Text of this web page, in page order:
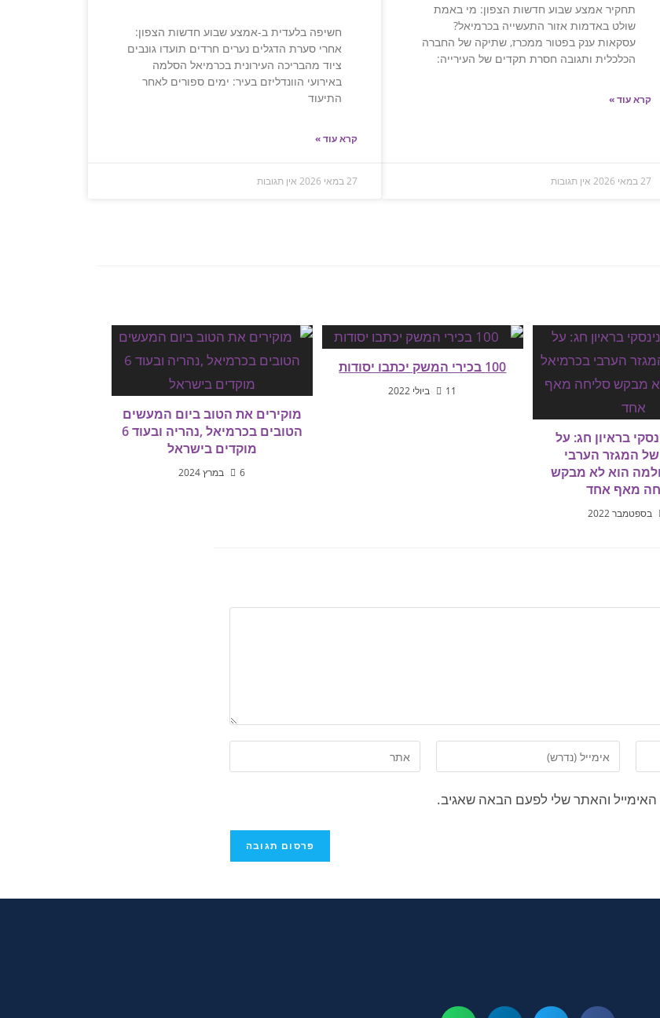
תחקיר אמצע שבוע חדשות הצפון: מי באמת
שולט באדמות אזור התעשייה בכרמיאל?
עסקאות ענק בפטור ממכרז, שתיקה של החברה
הכלכלית ותגובה חסרת תקדים של העירייה:
קרא עוד »
27 במאי 2026 אין תגובות
חשיפה בלעדית ב-אמצע שבוע חדשות הצפון:
אחרי סערת הדגלים נערים חרדים תועדו גונבים
ציוד מהבריכה העירונית בכרמיאל הסלמה
באירועי הוונדליזם בעיר: ימים ספורים לאחר
התיעוד
קרא עוד »
27 במאי 2026 אין תגובות
מוקירים את הטוב ביום המעשים
הטובים בכרמיאל ,נהריה ובעוד 6
מוקדים בישראל
6 במרץ 2024
100 בכירי המשק יכתבו יסודות
11 ביולי 2022
בראיון חג: על
של המגזר הערבי
הוא לא מבקש
מאף אחד
והאתר שלי לפעם הבאה שאגיב.